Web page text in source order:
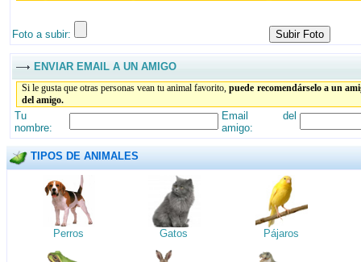
Foto a subir:
ENVIAR EMAIL A UN AMIGO
Si le gusta que otras personas vean tu animal favorito,puede recomendárselo a un
del amigo.
Tu
nombre:
Email del
amigo:
TIPOS DE ANIMALES
Perros Gatos Pájaros